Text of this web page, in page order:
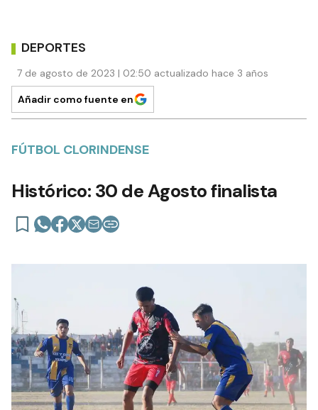
DEPORTES
7 de agosto de 2023 | 02:50 actualizado hace 3 años
Añadir como fuente en
FÚTBOL CLORINDENSE
Histórico: 30 de Agosto finalista